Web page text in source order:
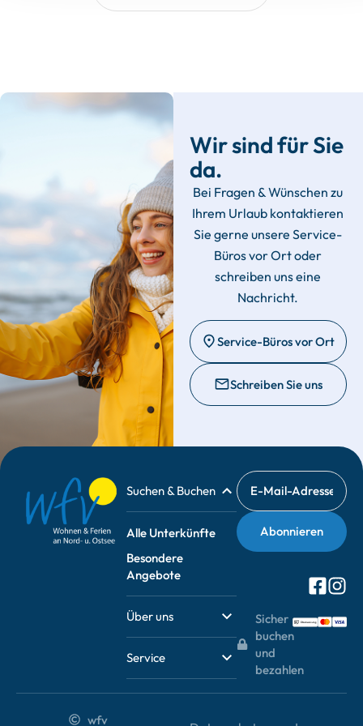
Wir sind für Sie
da.
Bei Fragen & Wünschen zu
Ihrem Urlaub kontaktieren
Sie gerne unsere Service-
Büros vor Ort oder
schreiben uns eine
Nachricht.
Service-Büros vor Ort
Schreiben Sie uns
Suchen & Buchen
Alle Unterkünfte
Besondere
Angebote
Über uns
Service
Sicher
buchen
und
bezahlen
wfv